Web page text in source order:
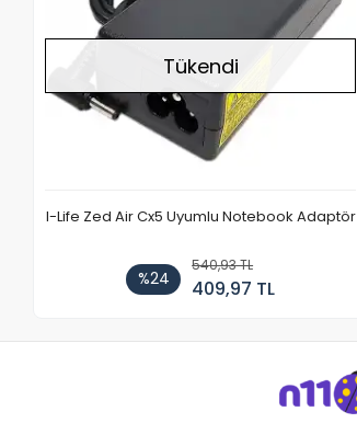
Tükendi
I-Life Zed Air Cx5 Uyumlu Notebook Adaptör
%24
540,93 TL
409,97 TL